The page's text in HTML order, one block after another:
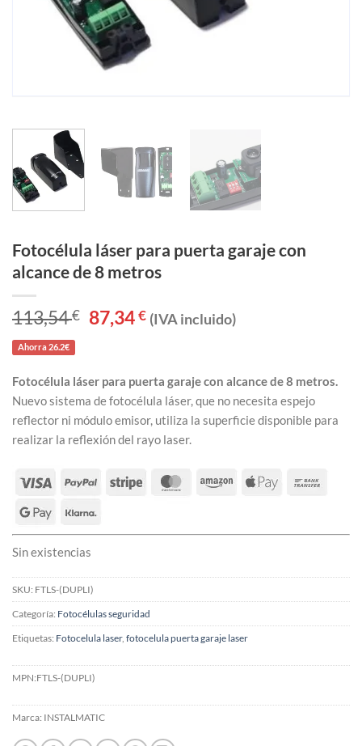
Fotocélula láser para puerta garaje con
alcance de 8 metros
113,54€
El
precio
87,34€El
precio
(IVA incluido)
Ahorra 26.2€
Fotocélula láser para puerta garaje con alcance de 8 metros.
Nuevo sistema de fotocélula láser, que no necesita espejo
reflector ni módulo emisor, utiliza la superficie disponible para
realizar la reflexión del rayo laser.
Sin existencias
SKU: FTLS-(DUPLI)
Categoría: Fotocélulas seguridad
Etiquetas: Fotocelula laser, fotocelula puerta garaje laser
MPN:FTLS-(DUPLI)
Marca: INSTALMATIC